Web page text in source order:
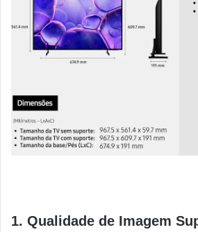
1. Qualidade de Imagem